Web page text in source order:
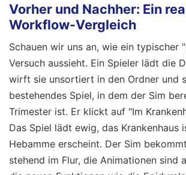
Vorher und Nachher: Ein
Workflow-Vergleich
Schauen wir uns an, wie ein typischer
Versuch aussieht. Ein Spieler lädt die
wirft sie unsortiert in den Ordner und
bestehendes Spiel, in dem der Sim
Trimester ist. Er klickt auf "Im
Das Spiel lädt ewig, das Krankenhaus
Hebamme erscheint. Der Sim
stehend im Flur, die Animationen sind